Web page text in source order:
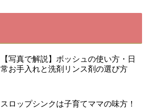
【写真で解説】ボッシュの使い方・日
常お手入れと洗剤リンス剤の選び方
スロップシンクは子育てママの味方！